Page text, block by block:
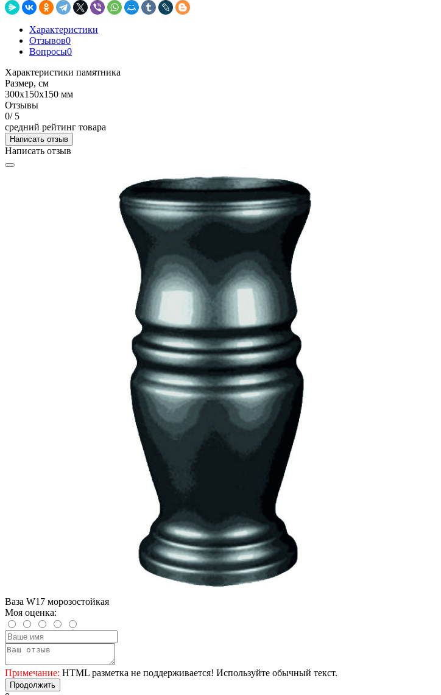
Характеристики
Отзывов0
Вопросы0
Характеристики памятника
Размер, см
300х150х150 мм
Отзывы
0/ 5
средний рейтинг товара
Написать отзыв
Написать отзыв
Ваза W17 морозостойкая
Моя оценка:
Примечание: HTML разметка не поддерживается! Используйте обычный текст.
Продолжить